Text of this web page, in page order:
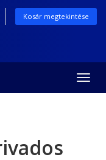
Kosár megtekintése